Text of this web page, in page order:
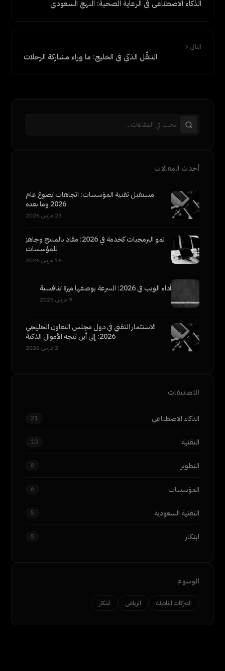
الذكاء الاصطناعي في الرعاية الصحية: النهج السعودي
التالي
التنقّل الذكي في الخليج: ما وراء مشاركة الرحلات
أحدث المقالات
مستقبل تقنية المؤسسات: اتجاهات تصوغ عام
2026 وما بعده
23 مارس 2026
نمو البرمجيات كخدمة في 2026: مقاد بالمنتج وجاهز
للمؤسسات
16 مارس 2026
أداء الويب في 2026: السرعة بوصفها ميزة تنافسية
9 مارس 2026
الاستثمار التقني في دول مجلس التعاون الخليجي
2026: إلى أين تتجه الأموال الذكية
2 مارس 2026
التصنيفات
الذكاء الاصطناعي 21
التقنية 10
التطوير 8
المؤسسات 6
التقنية السعودية 5
ابتكار 5
الوسوم
الشركات الناشئة الرياض ابتكار